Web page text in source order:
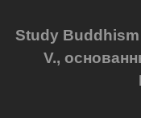
Study Buddhism
V.,